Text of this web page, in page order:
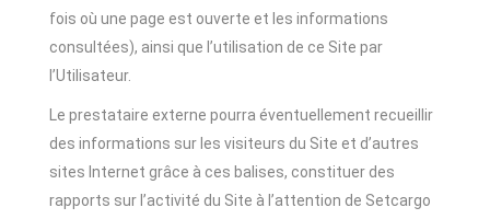
fois où une page est ouverte et les informations
consultées), ainsi que l’utilisation de ce Site par
l’Utilisateur.
Le prestataire externe pourra éventuellement recueillir
des informations sur les visiteurs du Site et d’autres
sites Internet grâce à ces balises, constituer des
rapports sur l’activité du Site à l’attention de Setcargo